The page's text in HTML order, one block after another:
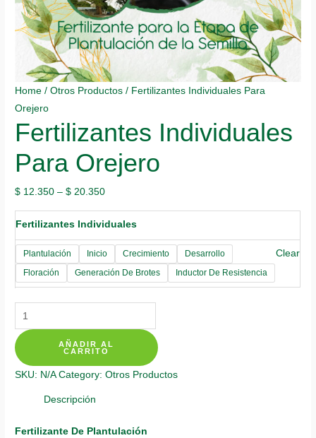
Home /Otros Productos / Fertilizantes Individuales Para
Orejero
Fertilizantes Individuales
Para Orejero
$ 12.350 –$ 20.350
Fertilizantes Individuales
Plantulación Inicio Crecimiento
Desarrollo
Floración
Generación De Brotes Inductor De Resistencia
Clear
Fertilizantes
Individuales
Para
Orejero
quantity
AÑADIR AL
CARRITO
SKU: N/A Category:Otros Productos
Descripción
Fertilizante De Plantulación